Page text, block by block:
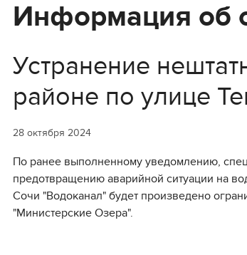
Информация об
Устранение
районе по улице
28 октября 2024
По ранее выполненному уведомлению,
предотвращению аварийной ситуации на
Сочи "Водоканал" будет произведено
"Министерские Озера".